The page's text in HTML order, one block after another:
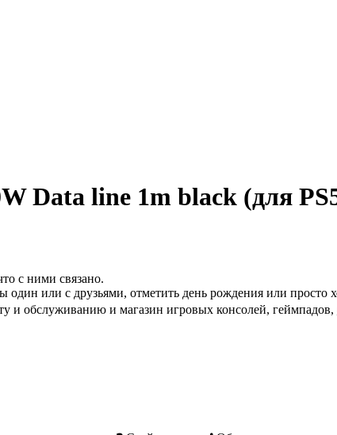
Data line 1m black (для
с ними связано.
или с друзьями, отметить день рождения или просто
обслуживанию и магазин игровых консолей, геймпадов,